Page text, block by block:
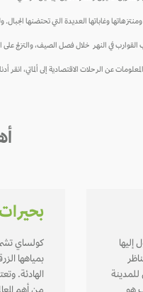
وغاباتها العديدة التي تحتضنها
القوارب في النهر خلال فصل الصيف، والتزلج على
عن الرحلات الاقتصادية إلى ألماتي، انقر
إليها
بمياهها
الهادئة.